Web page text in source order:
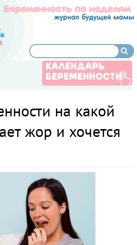
КАЛЕНДАРЬ
БЕРЕМЕННОСТИ
на какой
жор и хочется